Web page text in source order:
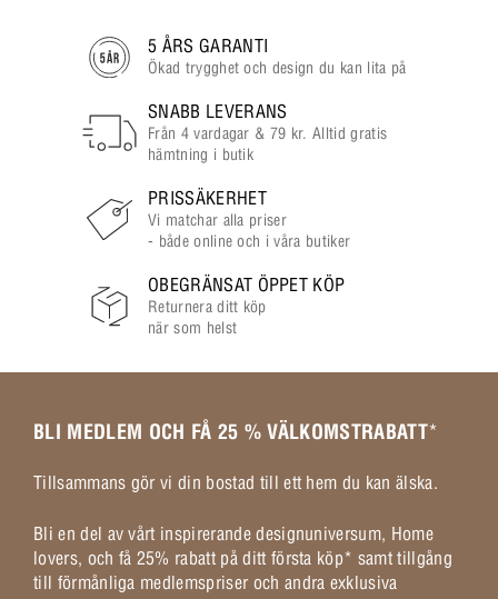
5 ÅRS GARANTI
Ökad trygghet och design du kan lita på
SNABB LEVERANS
Från 4 vardagar & 79 kr. Alltid gratis
hämtning i butik
PRISSÄKERHET
Vi matchar alla priser
- både online och i våra butiker
OBEGRÄNSAT ÖPPET KÖP
Returnera ditt köp
när som helst
BLI MEDLEM OCH FÅ 25 % VÄLKOMSTRABATT*
Tillsammans gör vi din bostad till ett hem du kan älska.
Bli en del av vårt inspirerande designuniversum, Home
lovers, och få 25% rabatt på ditt första köp* samt tillgång
till förmånliga medlemspriser och andra exklusiva